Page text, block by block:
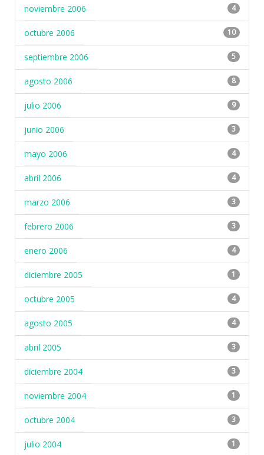
noviembre 2006 4
octubre 2006 10
septiembre 2006 5
agosto 2006 8
julio 2006 9
junio 2006 3
mayo 2006 4
abril 2006 4
marzo 2006 3
febrero 2006 3
enero 2006 4
diciembre 2005 1
octubre 2005 4
agosto 2005 4
abril 2005 3
diciembre 2004 3
noviembre 2004 1
octubre 2004 3
julio 2004 1